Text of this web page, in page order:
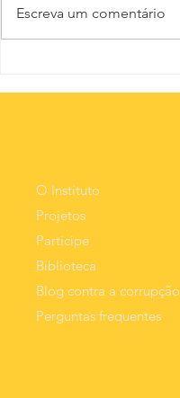
além dos
resultado.
Escreva um comentário
O Instituto
Projetos
Participe
Biblioteca
Blog contra a corrupção
Perguntas frequentes